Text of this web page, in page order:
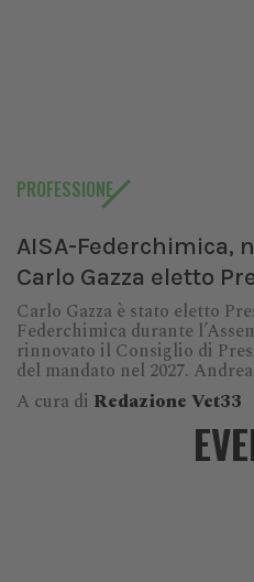
PROFESSIONE
AISA-Federchimica,
Carlo Gazza eletto
Carlo Gazza è stato eletto
Federchimica durante
rinnovato il Consiglio di
del mandato nel 2027.
A cura di Redazione Vet33